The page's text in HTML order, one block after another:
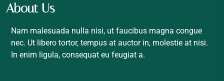
About Us
Nam malesuada nulla nisi, ut faucibus magna congue
nec. Ut libero tortor, tempus at auctor in, molestie at nisi.
In enim ligula, consequat eu feugiat a.